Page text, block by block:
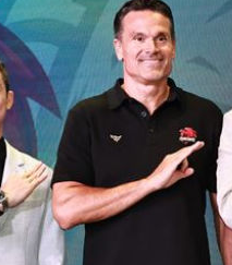
聲：後悔當年嫁給鍾鎮濤
近！雨到「這時」才趨緩
白 禹菡：當年真不懂事
Ｑ2營收曝光 00:00
安可掃二壘打貢獻1打點